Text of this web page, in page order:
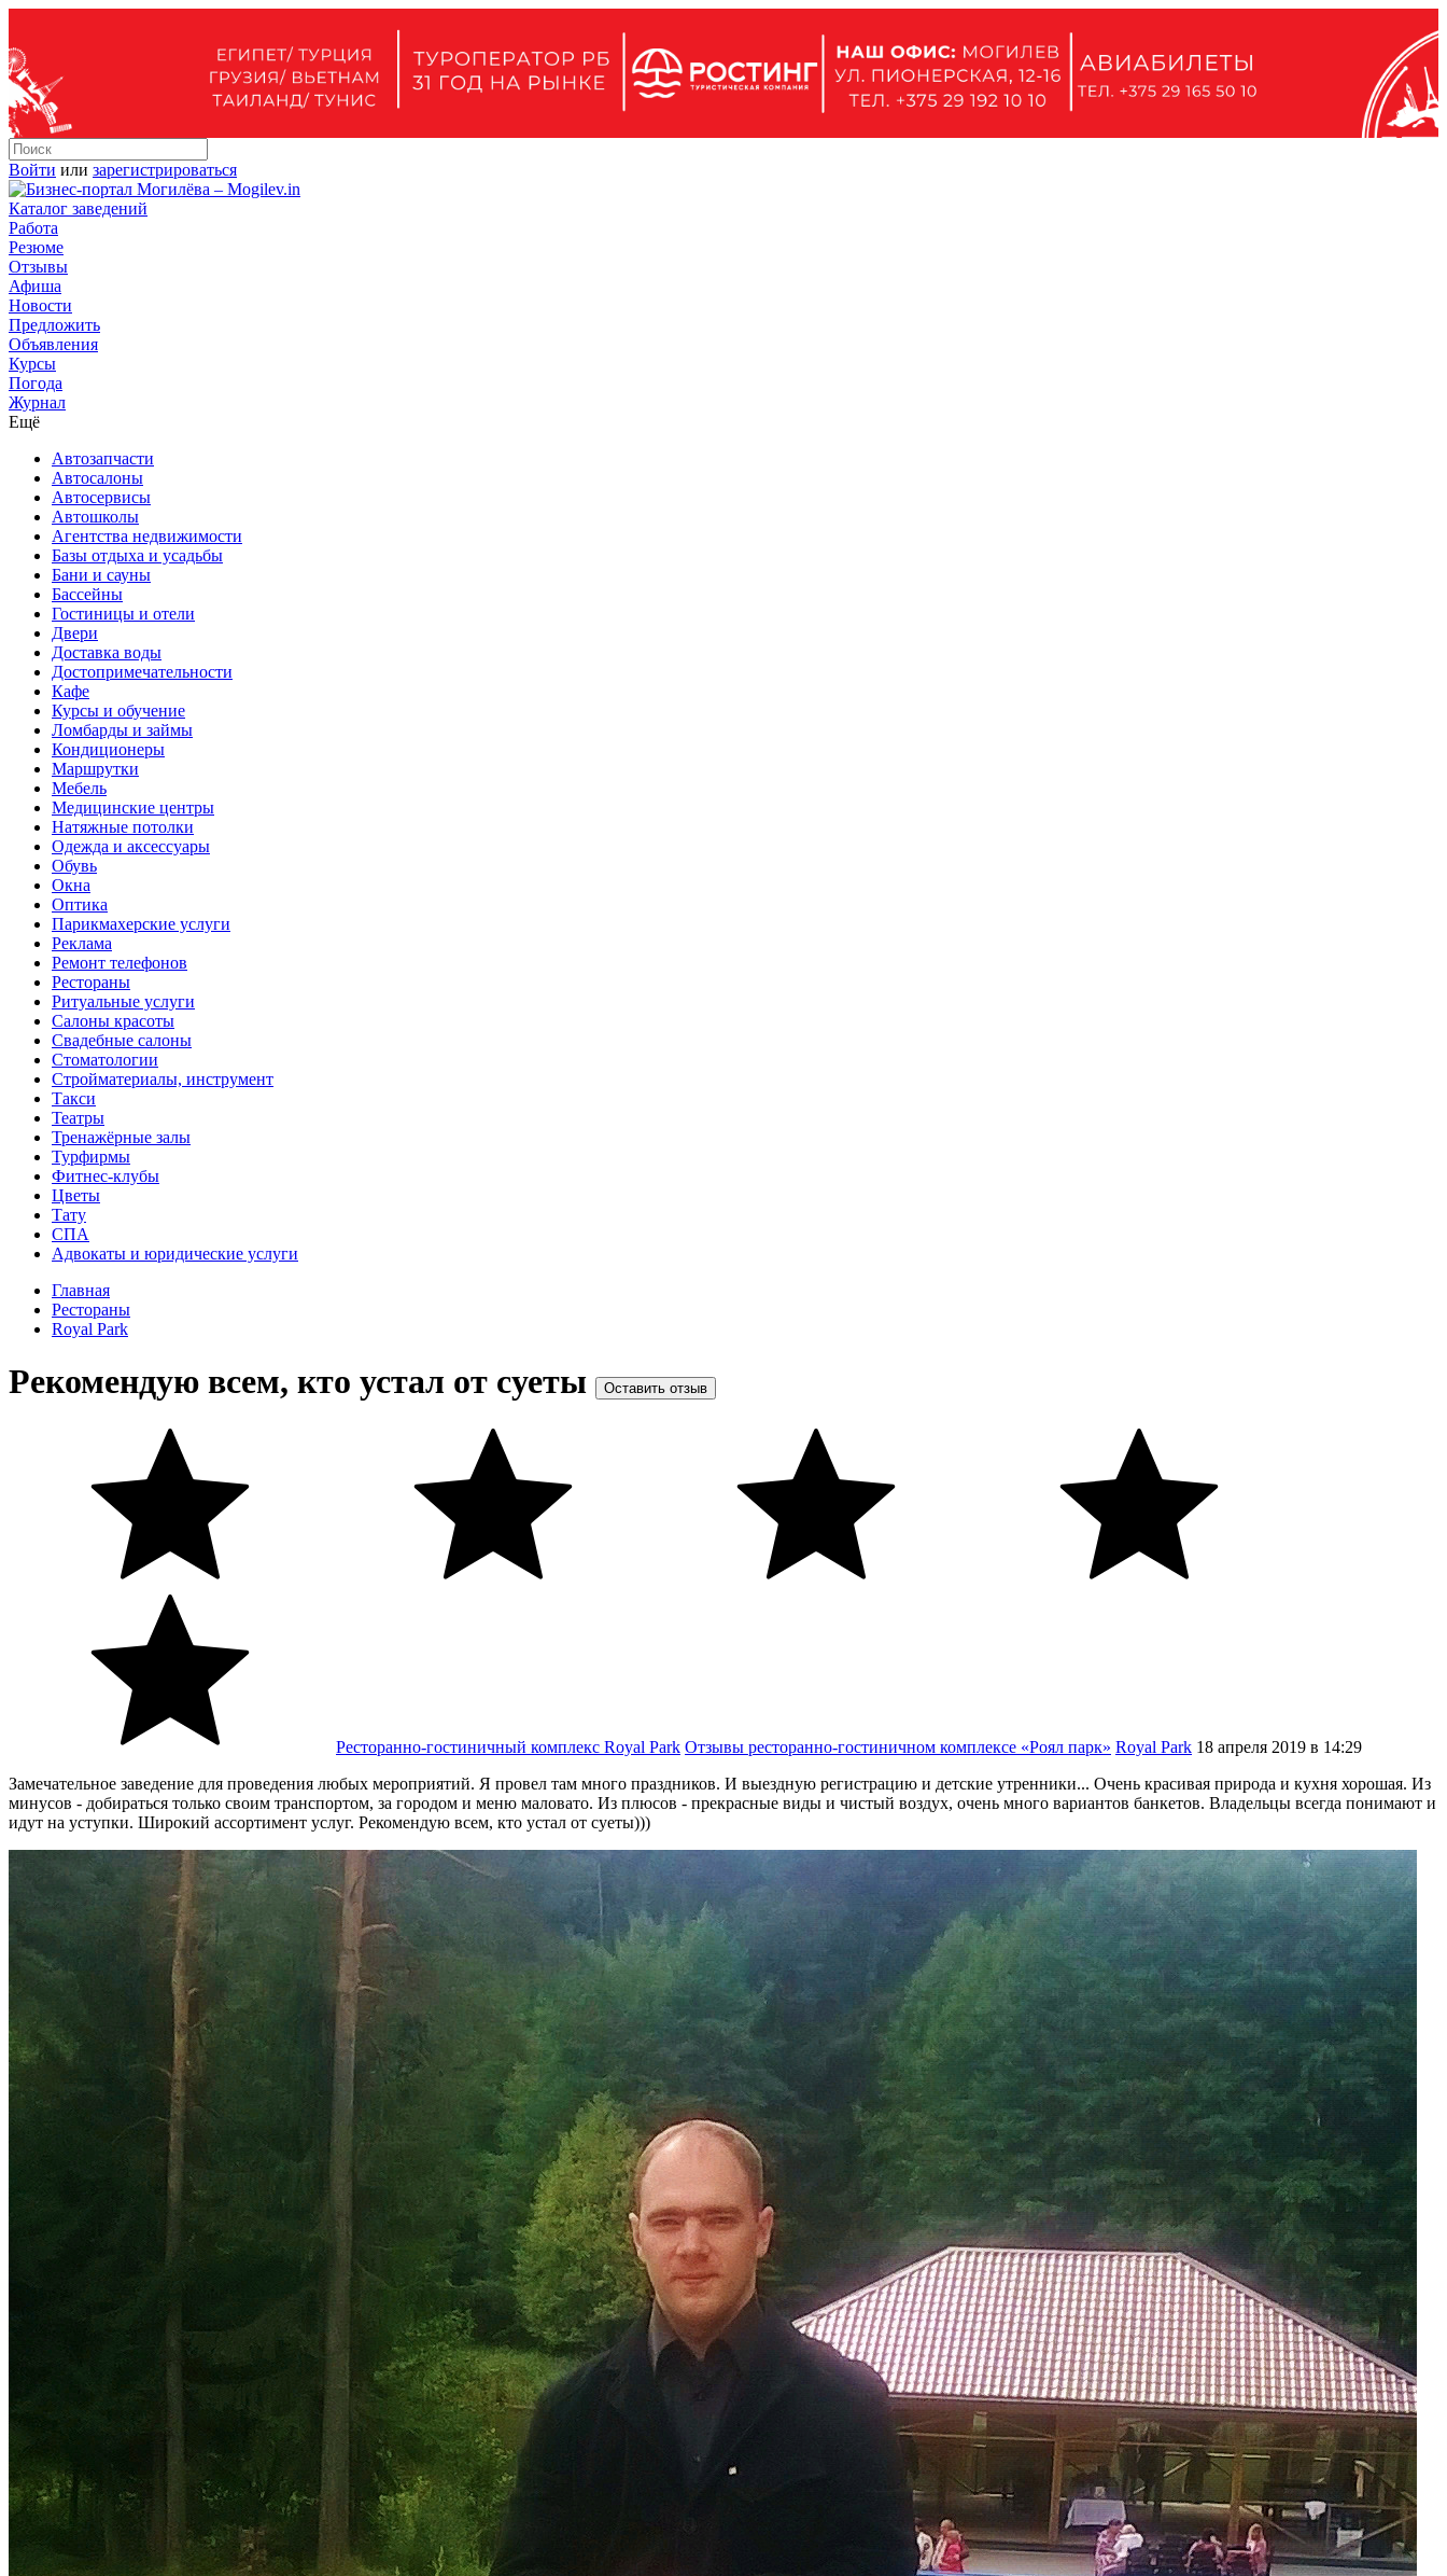
Войти или зарегистрироваться
Каталог заведений
Работа
Резюме
Отзывы
Афиша
Новости
Предложить
Объявления
Курсы
Погода
Журнал
Ещё
Автозапчасти
Автосалоны
Автосервисы
Автошколы
Агентства недвижимости
Базы отдыха и усадьбы
Бани и сауны
Бассейны
Гостиницы и отели
Двери
Доставка воды
Достопримечательности
Кафе
Курсы и обучение
Ломбарды и займы
Кондиционеры
Маршрутки
Мебель
Медицинские центры
Натяжные потолки
Одежда и аксессуары
Обувь
Окна
Оптика
Парикмахерские услуги
Реклама
Ремонт телефонов
Рестораны
Ритуальные услуги
Салоны красоты
Свадебные салоны
Стоматологии
Стройматериалы, инструмент
Такси
Театры
Тренажёрные залы
Турфирмы
Фитнес-клубы
Цветы
Тату
СПА
Адвокаты и юридические услуги
Главная
Рестораны
Royal Park
Рекомендую всем, кто устал от суеты Оставить отзыв
Ресторанно-гостиничный комплекс Royal Park Отзывы ресторанно-гостиничном комплексе «Роял парк» Royal Park 18 апреля 2019 в 14:29
Замечательное заведение для проведения любых мероприятий. Я провел там много праздников. И выездную регистрацию и детские утренники... Очень красивая природа и кухня хорошая. Из
минусов - добираться только своим транспортом, за городом и меню маловато. Из плюсов - прекрасные виды и чистый воздух, очень много вариантов банкетов. Владельцы всегда понимают и
идут на уступки. Широкий ассортимент услуг. Рекомендую всем, кто устал от суеты)))